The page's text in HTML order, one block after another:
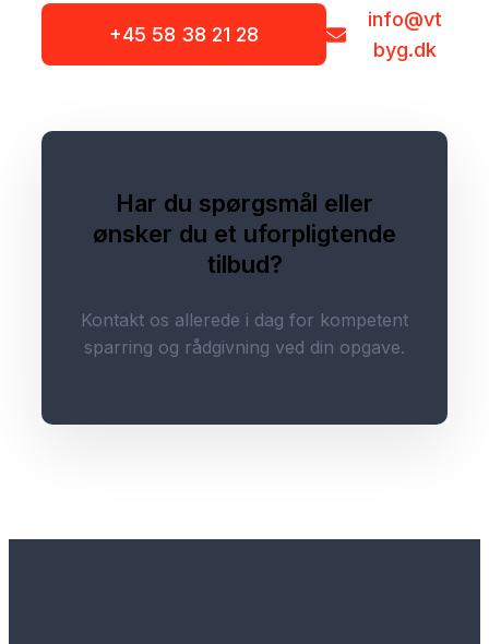
+45 58 38 21 28
info@vt
byg.dk
Har du spørgsmål eller
ønsker du et uforpligtende
tilbud?
Kontakt os allerede i dag for kompetent
sparring og rådgivning ved din opgave.